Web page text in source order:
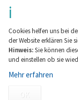
Cookies helfen uns bei
der Website erklären Sie
Hinweis:Sie können
und einstellen ob sie
Mehr erfahren
OK